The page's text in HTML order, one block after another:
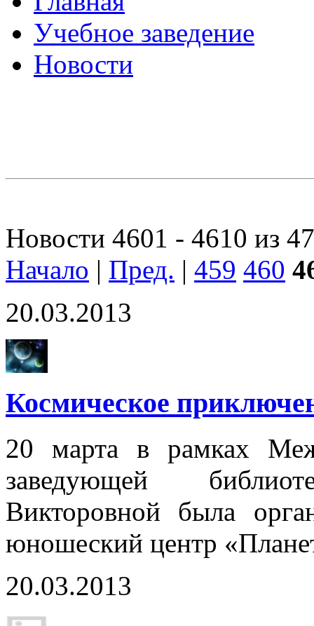
Учебное заведение
Новости
Новости 4601 - 4610 из
Начало | Пред. | 459 460
20.03.2013
Космическое
20 марта в рамках
заведующей
Викторовной была
юношеский центр
20.03.2013